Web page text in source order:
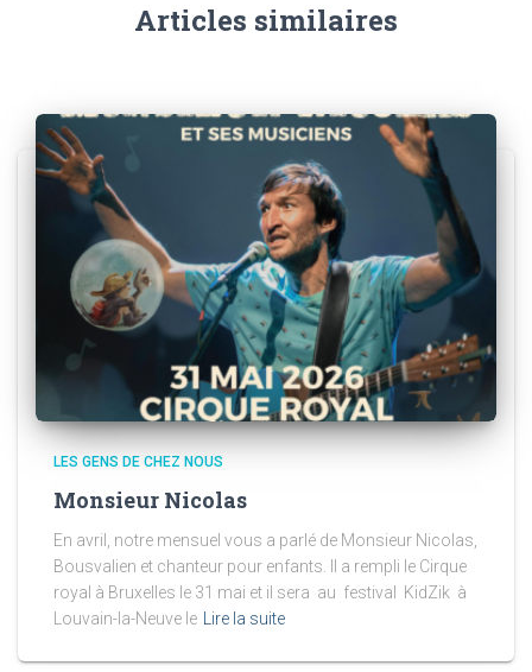
Articles similaires
LES GENS DE CHEZ NOUS
Monsieur Nicolas
En avril, notre mensuel vous a parlé de Monsieur Nicolas,
Bousvalien et chanteur pour enfants. Il a rempli le Cirque
royal à Bruxelles le 31 mai et il sera au festival KidZik à
Louvain-la-Neuve le
Lire la suite